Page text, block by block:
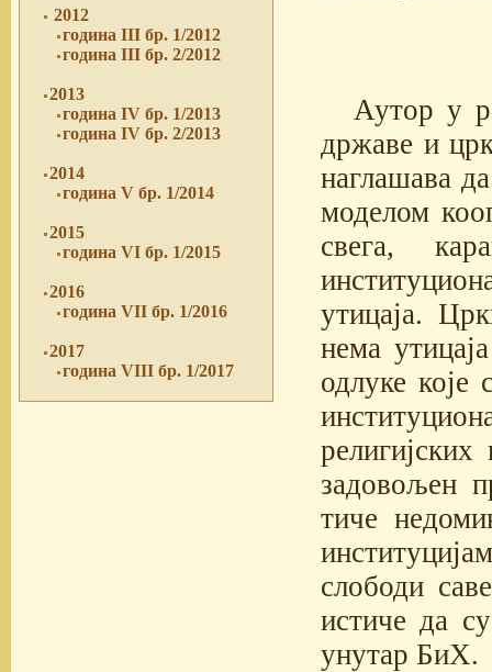
2012
година III бр. 1/2012
година III бр. 2/2012
2013
година IV бр. 1/2013
година IV бр. 2/2013
2014
година V бр. 1/2014
2015
година VI бр. 1/2015
2016
година VII бр. 1/2016
2017
година VIII бр. 1/2017
Аутор у
државе и
наглашава
моделом
свега,
утицаја.
нема
одлуке које
задовољен
тиче
слободи
истиче да
унутар БиХ.